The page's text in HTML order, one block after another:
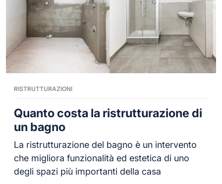
Quanto costa la ristrutturazione di
un bagno
La ristrutturazione del bagno è un intervento
che migliora funzionalità ed estetica di uno
degli spazi più importanti della casa
RISTRUTTURAZIONI